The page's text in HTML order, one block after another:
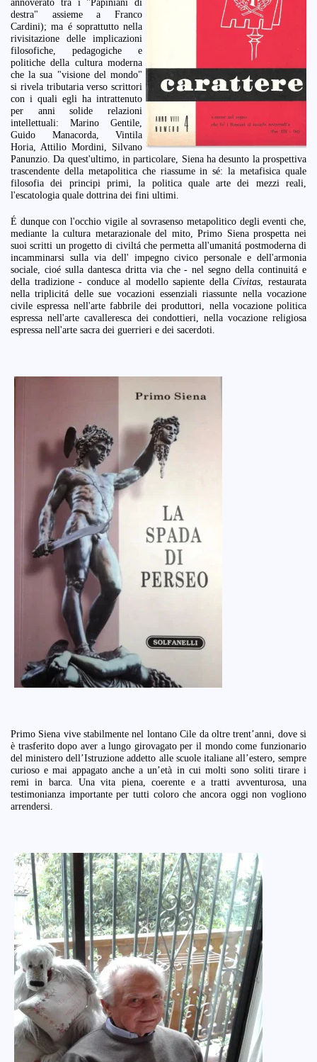
annoverato tra i "Papiniani di
destra" assieme a Franco
Cardini); ma é soprattutto nella
rivisitazione delle implicazioni
filosofiche, pedagogiche e
politiche della cultura moderna
che la sua "visione del mondo"
si rivela tributaria verso scrittori
con i quali egli ha intrattenuto
per anni solide relazioni
intellettuali: Marino Gentile,
Guido Manacorda, Vintila
Horia, Attilio Mordini, Silvano
Panunzio. Da quest'ultimo, in particolare, Siena ha desunto la prospettiva
trascendente della metapolitica che riassume in sé: la metafisica quale
filosofia dei principi primi, la politica quale arte dei mezzi reali,
l'escatologia quale dottrina dei fini ultimi.
É dunque con l'occhio vigile al sovrasenso metapolitico degli eventi che,
mediante la cultura metarazionale del mito, Primo Siena prospetta nei
suoi scritti un progetto di civiltá che permetta all'umanitá postmoderna di
incamminarsi sulla via dell' impegno civico personale e dell'armonia
sociale, cioé sulla dantesca dritta via che - nel segno della continuitá e
della tradizione - conduce al modello sapiente dellaCivitas , restaurata
nella triplicitá delle sue vocazioni essenziali riassunte nella vocazione
civile espressa nell'arte fabbrile dei produttori, nella vocazione politica
espressa nell'arte cavalleresca dei condottieri, nella vocazione religiosa
espressa nell'arte sacra dei guerrieri e dei sacerdoti.
Primo Siena vive stabilmente nel lontano Cile da oltre trent’anni, dove si
è trasferito dopo aver a lungo girovagato per il mondo come funzionario
del ministero dell’Istruzione addetto alle scuole italiane all’estero, sempre
curioso e mai appagato anche a un’età in cui molti sono soliti tirare i
remi in barca. Una vita piena, coerente e a tratti avventurosa, una
testimonianza importante per tutti coloro che ancora oggi non vogliono
arrendersi.